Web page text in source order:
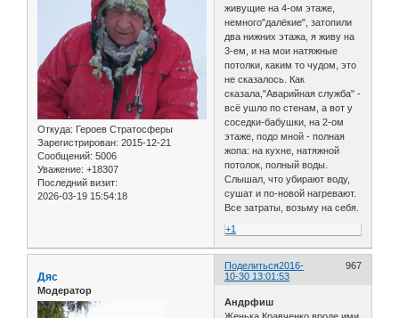
Откуда: Героев Стратосферы
Зарегистрирован: 2015-12-21
Сообщений: 5006
Уважение: +18307
Последний визит:
2026-03-19 15:54:18
живущие на 4-ом этаже,
немного"далёкие", затопили
два нижних этажа, я живу на
3-ем, и на мои натяжные
потолки, каким то чудом, это
не сказалось. Как
сказала,"Аварийная служба" -
всё ушло по стенам, а вот у
соседки-бабушки, на 2-ом
этаже, подо мной - полная
жопа: на кухне, натяжной
потолок, полный воды.
Слышал, что убирают воду,
сушат и по-новой нагревают.
Все затраты, возьму на себя.
+1
Поделиться 967
2016-
10-30 13:01:53
Дяс
Модератор
Андрфиш